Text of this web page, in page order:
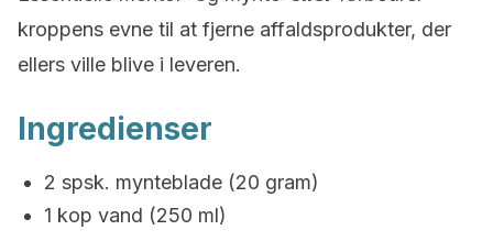
kroppens evne til at fjerne affaldsprodukter, der
ellers ville blive i leveren.
Ingredienser
2 spsk. mynteblade (20 gram)
1 kop vand (250 ml)